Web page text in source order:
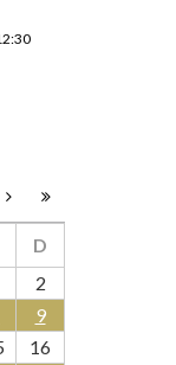
D
2
9
16